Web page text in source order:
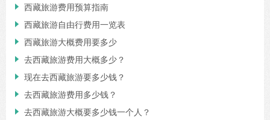
 西藏旅游费用预算指南
 西藏旅游自由行费用一览表
 西藏旅游大概费用要多少
 去西藏旅游费用大概多少？
 现在去西藏旅游要多少钱？
 去西藏旅游费用多少钱？
 去西藏旅游大概要多少钱一个人？